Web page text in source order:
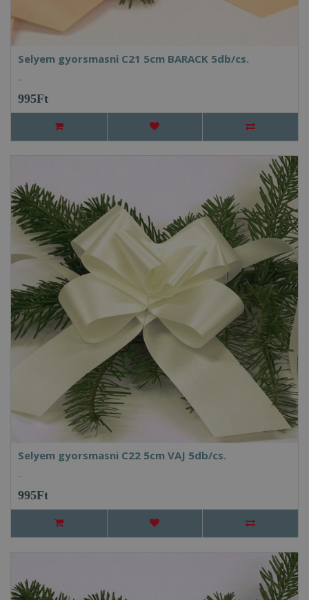
Selyem gyorsmasni C21 5cm BARACK 5db/cs.
..
995Ft
Selyem gyorsmasni C22 5cm VAJ 5db/cs.
..
995Ft